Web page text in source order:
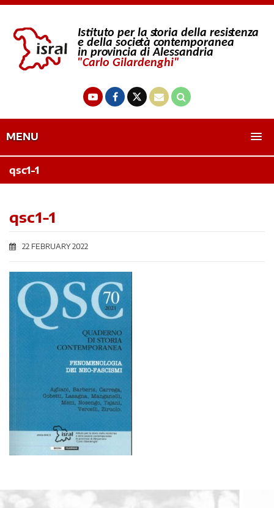
MENU
qsc1-1
qsc1-1
22 FEBRUARY 2022